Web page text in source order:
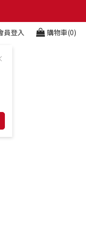
員登入 購物車(0)